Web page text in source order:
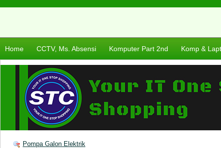
Home CCTV, Ms. Absensi Komputer Part 2nd Komp &
Pompa Galon Elektrik